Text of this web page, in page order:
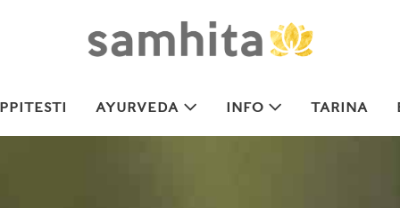
AYURVEDA INFO TARINA